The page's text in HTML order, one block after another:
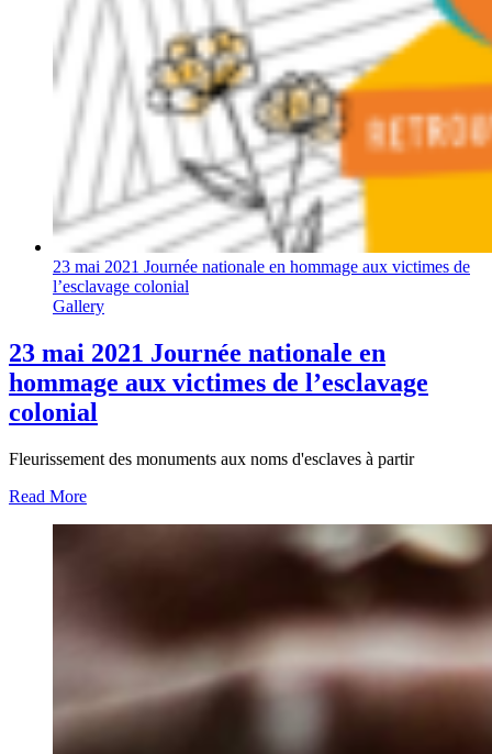
23 mai 2021 Journée nationale en hommage aux victimes de
l’esclavage colonial
Gallery
23 mai 2021 Journée nationale en
hommage aux victimes de l’esclavage
colonial
Fleurissement des monuments aux noms d'esclaves à partir
Read More